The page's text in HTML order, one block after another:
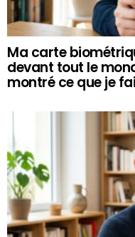
Ma carte
devant tout le
montré ce que je